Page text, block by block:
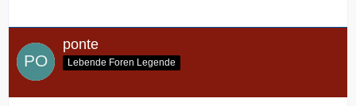
ponte
Lebende Foren Legende